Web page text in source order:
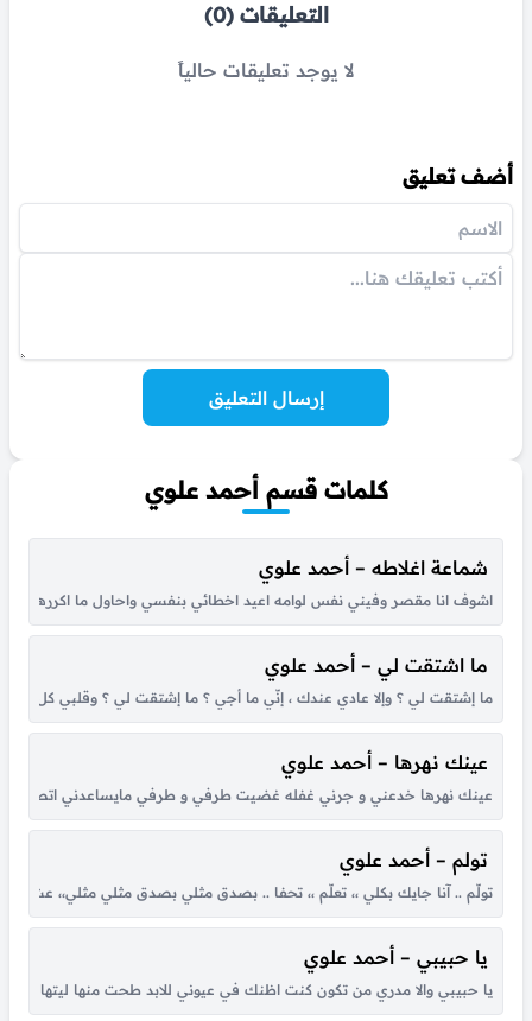
التعليقات (0)
لا يوجد تعليقات حالياً
أضف تعليق
إرسال التعليق
كلمات قسم أحمد علوي
شماعة اغلاطه – أحمد علوي
اشوف انا مقصر وفيني نفس لوامه ‏اعيد اخطائي بنفسي واحاول ما اكررها
ما اشتقت لي – أحمد علوي
ما إشتقت لي ؟ وإلا عادي عندك ، إنّي ما أجي ؟ ما إشتقت لي ؟ وقلبي كل
عينك نهرها – أحمد علوي
عينك نهرها خدعني و جرني غفله ‎غضيت طرفي و طرفي مايساعدني ‎اتصنع الصبر عساني يوم اوقف له ‎وبكل نظره كأنك غصب تغرقني ‎وعينك هدبها تصنع فتنة الكحله ‎فيها النواظر تقول الله مكحلني ‎قلبي تناسى مبادي هيبته وثقله ‎اختار احبك نيابه عنك و...
تولم – أحمد علوي
تولّم .. آنا جايك بكلي ،، تعلّم ،، تحفا .. بصدق مثلي بصدق مثلي مثلي،، عشان
يا حبيبي – أحمد علوي
يا حبيبي والا مدري من تكون كنت اظنك في عيوني للابد طحت منها ليتها